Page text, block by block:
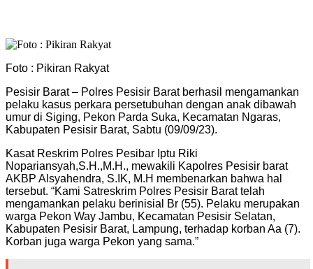
Foto : Pikiran Rakyat
Pesisir Barat – Polres Pesisir Barat berhasil mengamankan
pelaku kasus perkara persetubuhan dengan anak dibawah
umur di Siging, Pekon Parda Suka, Kecamatan Ngaras,
Kabupaten Pesisir Barat, Sabtu (09/09/23).
Kasat Reskrim Polres Pesibar Iptu Riki
Nopariansyah,S.H.,M.H., mewakili Kapolres Pesisir barat
AKBP Alsyahendra, S.IK, M.H membenarkan bahwa hal
tersebut. “Kami Satreskrim Polres Pesisir Barat telah
mengamankan pelaku berinisial Br (55). Pelaku merupakan
warga Pekon Way Jambu, Kecamatan Pesisir Selatan,
Kabupaten Pesisir Barat, Lampung, terhadap korban Aa (7).
Korban juga warga Pekon yang sama.”